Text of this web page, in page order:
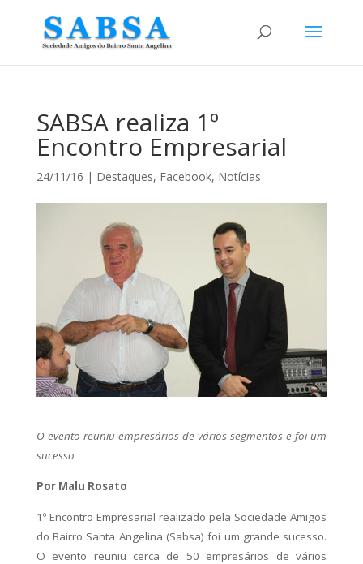
SABSA realiza 1º
Encontro Empresarial
24/11/16 | Destaques, Facebook, Notícias
O evento reuniu empresários de vários segmentos e foi um
sucesso
Por Malu Rosato
1º Encontro Empresarial realizado pela Sociedade Amigos
do Bairro Santa Angelina (Sabsa) foi um grande sucesso.
O evento reuniu cerca de 50 empresários de vários